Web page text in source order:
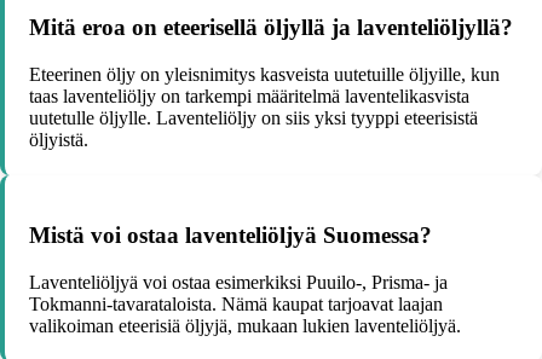
Mitä eroa on eteerisellä öljyllä ja laventeliöljyllä?
Eteerinen öljy on yleisnimitys kasveista uutetuille öljyille, kun
taas laventeliöljy on tarkempi määritelmä laventelikasvista
uutetulle öljylle. Laventeliöljy on siis yksi tyyppi eteerisistä
öljyistä.
Mistä voi ostaa laventeliöljyä Suomessa?
Laventeliöljyä voi ostaa esimerkiksi Puuilo-, Prisma- ja
Tokmanni-tavarataloista. Nämä kaupat tarjoavat laajan
valikoiman eteerisiä öljyjä, mukaan lukien laventeliöljyä.